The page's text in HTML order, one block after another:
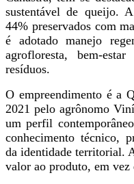
sustentável de queijo.
44% preservados com
é adotado manejo
agrofloresta, bem-
resíduos.
O empreendimento é a
2021 pelo agrônomo
um perfil
conhecimento técnico,
da identidade territorial.
valor ao produto, em vez